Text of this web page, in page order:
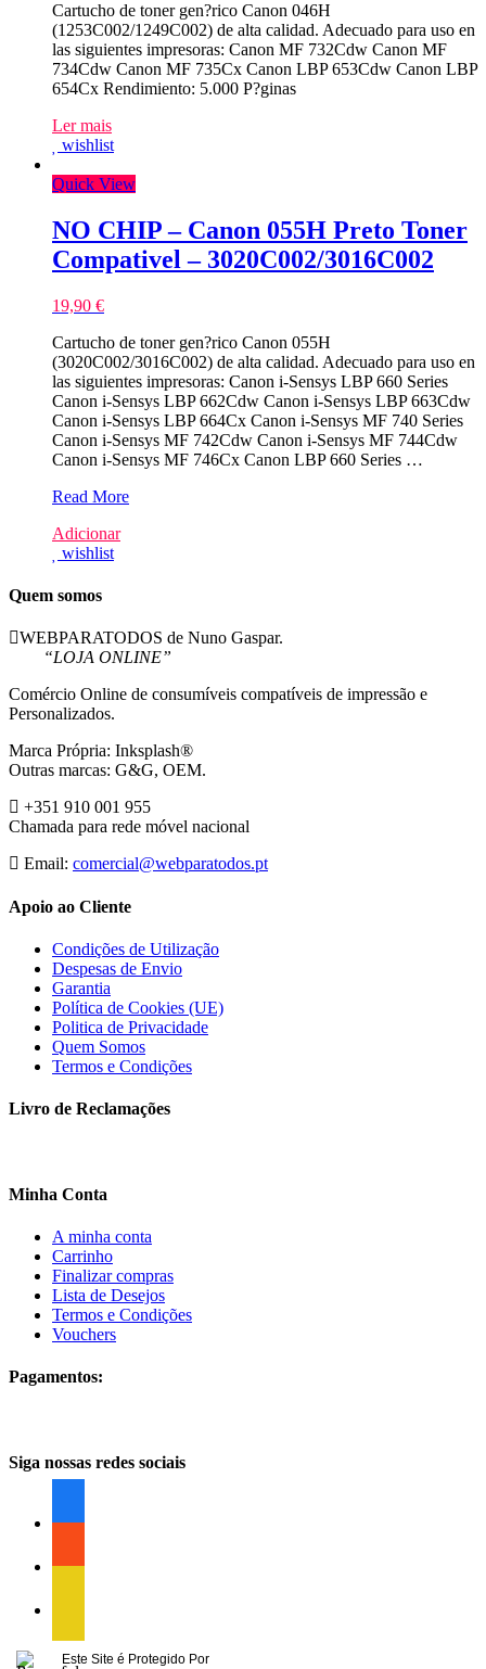
Cartucho de toner gen?rico Canon 046H
(1253C002/1249C002) de alta calidad. Adecuado para uso en
las siguientes impresoras: Canon MF 732Cdw Canon MF
734Cdw Canon MF 735Cx Canon LBP 653Cdw Canon LBP
654Cx Rendimiento: 5.000 P?ginas
Ler mais
wishlist
Quick View
NO CHIP – Canon 055H Preto Toner
Compativel – 3020C002/3016C002
19,90 €
Cartucho de toner gen?rico Canon 055H
(3020C002/3016C002) de alta calidad. Adecuado para uso en
las siguientes impresoras: Canon i-Sensys LBP 660 Series
Canon i-Sensys LBP 662Cdw Canon i-Sensys LBP 663Cdw
Canon i-Sensys LBP 664Cx Canon i-Sensys MF 740 Series
Canon i-Sensys MF 742Cdw Canon i-Sensys MF 744Cdw
Canon i-Sensys MF 746Cx Canon LBP 660 Series …
NO
–
Canon
Preto
Compativel
–
Read More
Adicionar
wishlist
Quem somos
WEBPARATODOS de Nuno Gaspar.
“LOJA ONLINE”
Comércio Online de consumíveis compatíveis de impressão e
Personalizados.
Marca Própria: Inksplash®
Outras marcas: G&G, OEM.
+351 910 001 955
Chamada para rede móvel nacional
Email: comercial@webparatodos.pt
Apoio ao Cliente
Condições de Utilização
Despesas de Envio
Garantia
Política de Cookies (UE)
Politica de Privacidade
Quem Somos
Termos e Condições
Livro de Reclamações
Minha Conta
A minha conta
Carrinho
Finalizar compras
Lista de Desejos
Termos e Condições
Vouchers
Pagamentos:
Siga nossas redes sociais
Este Site é Protegido Por